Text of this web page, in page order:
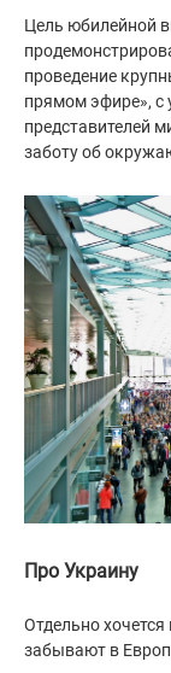
Цель юбилейной
проведение
прямом эфире», с
представителей
заботу об
Про Украину
Отдельно
забывают в